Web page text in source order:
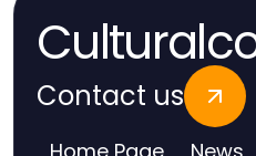
Contact us